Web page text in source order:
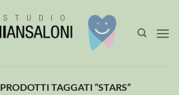
PRODOTTI TAGGATI “STARS”